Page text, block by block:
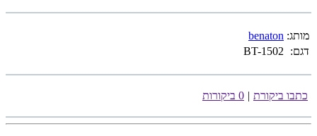
מותג: benaton
דגם:
BT-1502
כתבו ביקורת | 0 ביקורות